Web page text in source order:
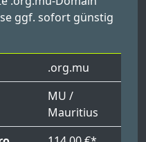
ggf. sofort günstig
.org.mu
MU /
Mauritius